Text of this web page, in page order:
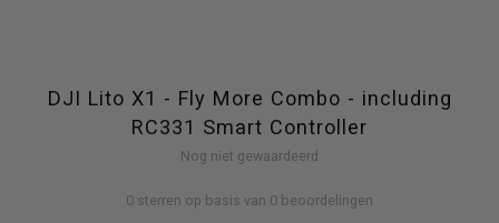
DJI Lito X1 - Fly More Combo - including
RC331 Smart Controller
Nog niet gewaardeerd
0 sterren op basis van 0 beoordelingen